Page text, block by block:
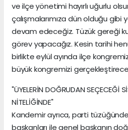
ve ilçe yönetimi hayırlı uğurlu
çalışmalarımıza dün olduğu gibi
devam edeceğiz. Tüzük gereği
görev yapacağız. Kesin tarihi
birlikte eylül ayında ilçe
büyük kongremizi
"ÜYELERİN DOĞRUDAN SEÇECEĞİ
NİTELİĞİNDE"
Kandemir ayrıca, parti
başkanları ile genel başkanın